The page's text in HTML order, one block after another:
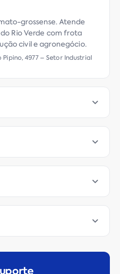
grossense. Atende
do Rio Verde com frota
civil e agronegócio.
Pipino, 4977 – Setor Industrial